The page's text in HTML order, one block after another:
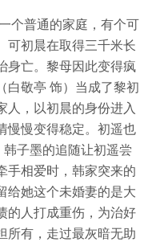
个普通的家庭，有个可
可初晨在取得三千米长
身亡。黎母因此变得疯
白敬亭 饰）当成了黎初
人，以初晨的身份进入
慢慢变得稳定。初遥也
韩子墨的追随让初遥尝
手相爱时，韩家突来的
给她这个未婚妻的是大
的人打成重伤，为治好
所有，走过最灰暗无助